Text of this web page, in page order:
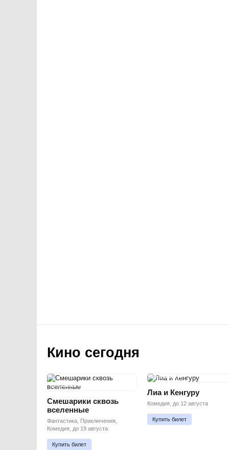
Кино сегодня
ПРЕМЬЕРА
Смешарики сквозь
вселенные
Фантастика, Приключения,
Комедия, до 19 августа
Купить билет
ПРЕМЬЕРА
Лиа и Кенгуру
Комедия, до 12 августа
Купить билет